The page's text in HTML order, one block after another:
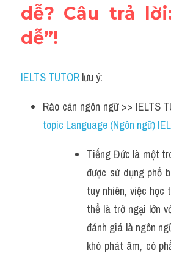
dễ? Câu trả
dễ”!
IELTS TUTOR lưu ý:
Rào cản ngôn ngữ >> IELTS
topic Language (Ngôn ngữ)
Tiếng Đức là một
được sử dụng phổ
tuy nhiên, việc học
thể là trở ngại lớn
đánh giá là ngôn
khó phát âm, có